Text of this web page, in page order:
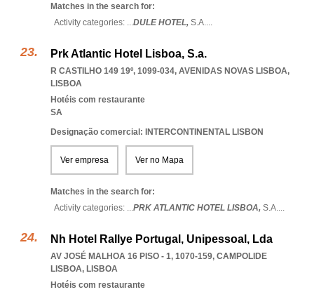
Matches in the search for:
Activity categories: ...DULE HOTEL, S.A....
Prk Atlantic Hotel Lisboa, S.a.
R CASTILHO 149 19º, 1099-034, AVENIDAS NOVAS LISBOA,
LISBOA
Hotéis com restaurante
SA
Designação comercial: INTERCONTINENTAL LISBON
Ver empresa Ver no Mapa
Matches in the search for:
Activity categories: ...PRK ATLANTIC HOTEL LISBOA, S.A....
Nh Hotel Rallye Portugal, Unipessoal, Lda
AV JOSÉ MALHOA 16 PISO - 1, 1070-159, CAMPOLIDE
LISBOA, LISBOA
Hotéis com restaurante